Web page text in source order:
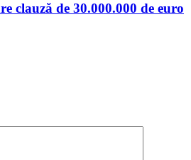
clauză de 30.000.000 de euro